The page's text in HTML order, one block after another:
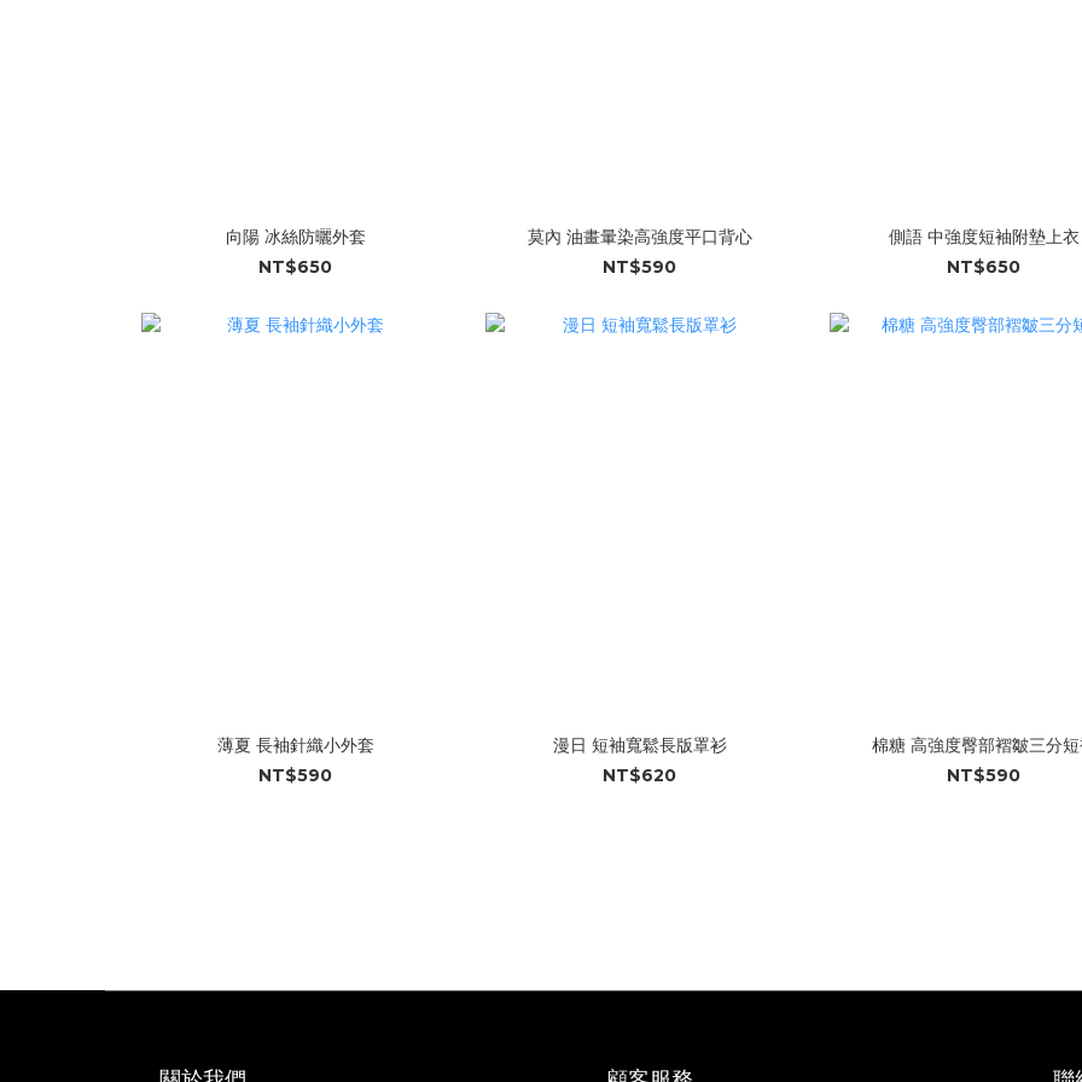
向陽 冰絲防曬外套
NT$650
莫內 油畫暈染高強度平口背心
NT$590
側語 中強度短袖附墊上衣
NT$650
薄夏 長袖針織小外套
NT$590
漫日 短袖寬鬆長版罩衫
NT$620
棉糖 高強度臀部褶皺三分
NT$590